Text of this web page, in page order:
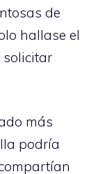
de
hallase el
solicitar
más
podría